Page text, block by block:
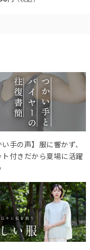
い手の声】服に響かず、
ト付きだから夏場に活躍